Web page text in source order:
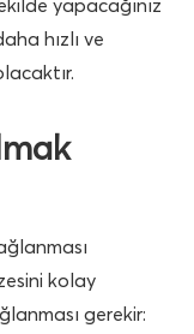
hızlı ve
kolay
gerekir: